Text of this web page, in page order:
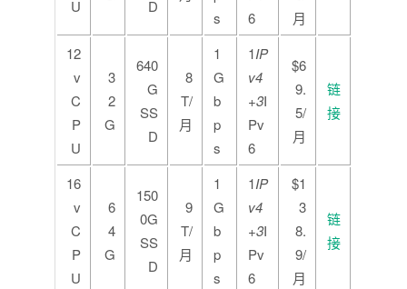
U
D
s
6
月
12
v
C
P
U
3
2
G
640
G
SS
D
8
T/
月
1
G
b
p
s
1IP
v4
+3I
Pv
6
$6
9.
5/
月
链
接
16
v
C
P
U
6
4
G
150
0G
SS
D
9
T/
月
1
G
b
p
s
1IP
v4
+3I
Pv
6
$1
3
8.
9/
月
链
接